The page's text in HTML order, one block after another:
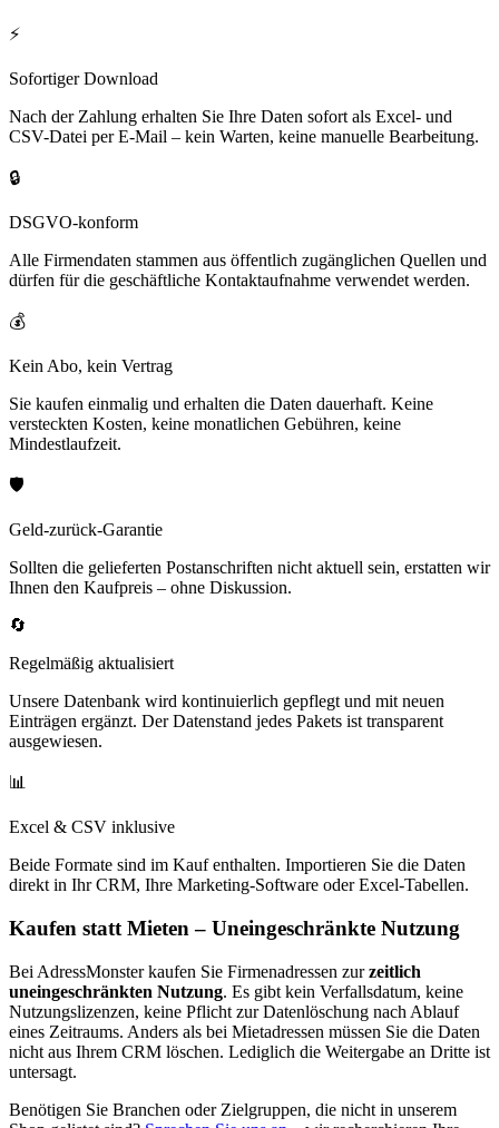
⚡
Sofortiger Download
Nach der Zahlung erhalten Sie Ihre Daten sofort als Excel- und
CSV-Datei per E-Mail – kein Warten, keine manuelle Bearbeitung.
🔒
DSGVO-konform
Alle Firmendaten stammen aus öffentlich zugänglichen Quellen und
dürfen für die geschäftliche Kontaktaufnahme verwendet werden.
💰
Kein Abo, kein Vertrag
Sie kaufen einmalig und erhalten die Daten dauerhaft. Keine
versteckten Kosten, keine monatlichen Gebühren, keine
Mindestlaufzeit.
🛡️
Geld-zurück-Garantie
Sollten die gelieferten Postanschriften nicht aktuell sein, erstatten wir
Ihnen den Kaufpreis – ohne Diskussion.
🔄
Regelmäßig aktualisiert
Unsere Datenbank wird kontinuierlich gepflegt und mit neuen
Einträgen ergänzt. Der Datenstand jedes Pakets ist transparent
ausgewiesen.
📊
Excel & CSV inklusive
Beide Formate sind im Kauf enthalten. Importieren Sie die Daten
direkt in Ihr CRM, Ihre Marketing-Software oder Excel-Tabellen.
Kaufen statt Mieten – Uneingeschränkte Nutzung
Bei AdressMonster kaufen Sie Firmenadressen zur zeitlich
uneingeschränkten Nutzung. Es gibt kein Verfallsdatum, keine
Nutzungslizenzen, keine Pflicht zur Datenlöschung nach Ablauf
eines Zeitraums. Anders als bei Mietadressen müssen Sie die Daten
nicht aus Ihrem CRM löschen. Lediglich die Weitergabe an Dritte ist
untersagt.
Benötigen Sie Branchen oder Zielgruppen, die nicht in unserem